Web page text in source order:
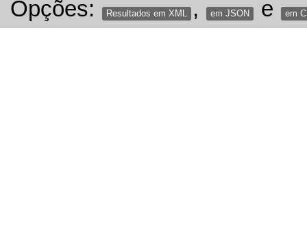
Opções: Resultados em XML , em JSON e em